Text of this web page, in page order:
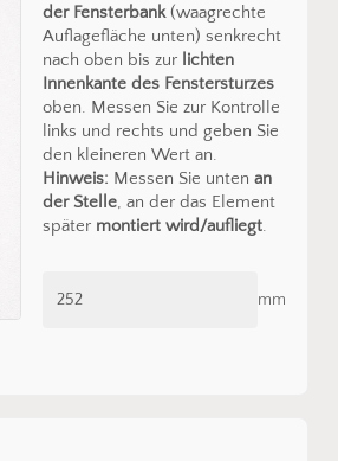
der Fensterbank(waagrechte
Auflagefläche unten) senkrecht
nach oben bis zur lichten
Innenkante des Fenstersturzes
oben. Messen Sie zur Kontrolle
links und rechts und geben Sie
den kleineren Wert an.
Hinweis: Messen Sie unten an
der Stelle, an der das Element
später montiert wird/aufliegt.
mm